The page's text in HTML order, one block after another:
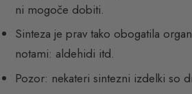
ni mogoče dobiti.
Sinteza je prav tako obogatila
notami: aldehidi itd.
Pozor: nekateri sintezni izdelki so